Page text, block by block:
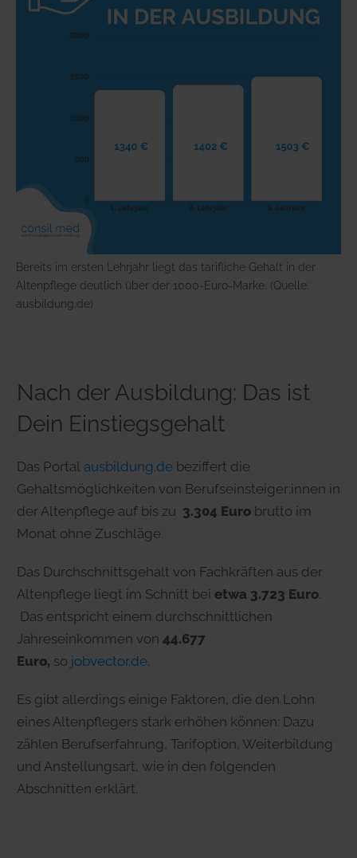
Bereits im ersten Lehrjahr liegt das tarifliche Gehalt in der
Altenpflege deutlich über der 1000-Euro-Marke. (Quelle:
ausbildung.de)
Nach der Ausbildung: Das ist
Dein Einstiegsgehalt
Das Portal ausbildung.de beziffert die
Gehaltsmöglichkeiten von Berufseinsteiger:innen in
der Altenpflege auf bis zu 3.304 Euro brutto im
Monat ohne Zuschläge.
Das Durchschnittsgehalt von Fachkräften aus der
Altenpflege liegt im Schnitt bei etwa 3.723 Euro.
Das entspricht einem durchschnittlichen
Jahreseinkommen von 44.677
Euro, so jobvector.de.
Es gibt allerdings einige Faktoren, die den Lohn
eines Altenpflegers stark erhöhen können: Dazu
zählen Berufserfahrung, Tarifoption, Weiterbildung
und Anstellungsart, wie in den folgenden
Abschnitten erklärt.